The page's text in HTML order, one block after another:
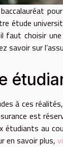
étude
il faut choisir
savoir sur
à ces
est
étudiants au
en savoir plus,